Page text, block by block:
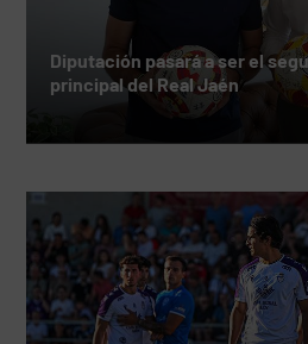
Diputación pasará a ser el
principal del Real Jaén